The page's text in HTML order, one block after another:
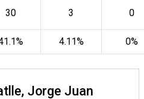
30 3 0
4.11% 0%
Jorge Juan